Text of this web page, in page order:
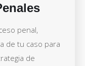
penal,
de tu caso para
de